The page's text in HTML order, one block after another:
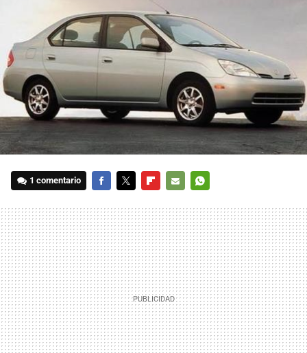
1 comentario
MAIL